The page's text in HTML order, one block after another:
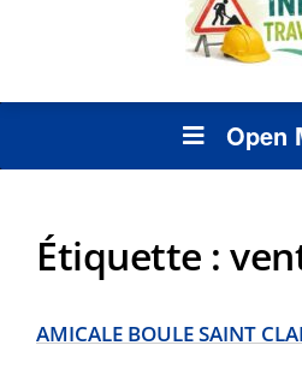
Open
Étiquette :
AMICALE BOULE SAINT